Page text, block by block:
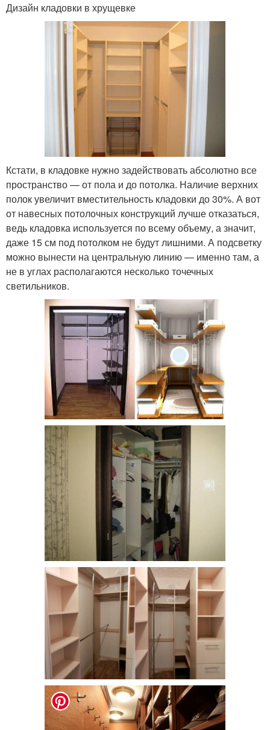
Дизайн кладовки в хрущевке
Кстати, в кладовке нужно задействовать абсолютно все
пространство — от пола и до потолка. Наличие верхних
полок увеличит вместительность кладовки до 30%. А вот
от навесных потолочных конструкций лучше отказаться,
ведь кладовка используется по всему объему, а значит,
даже 15 см под потолком не будут лишними. А подсветку
можно вынести на центральную линию — именно там, а
не в углах располагаются несколько точечных
светильников.